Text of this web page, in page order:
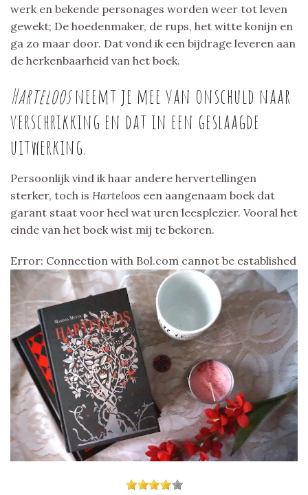
werk en bekende personages worden weer tot leven
gewekt; De hoedenmaker, de rups, het witte konijn en
ga zo maar door. Dat vond ik een bijdrage leveren aan
de herkenbaarheid van het boek.
Harteloosneemt je mee van onschuld naar
verschrikking en dat in een geslaagde
uitwerking.
Persoonlijk vind ik haar andere hervertellingen
sterker, toch is Harteloos een aangenaam boek dat
garant staat voor heel wat uren leesplezier. Vooral het
einde van het boek wist mij te bekoren.
Error: Connection with Bol.com cannot be established